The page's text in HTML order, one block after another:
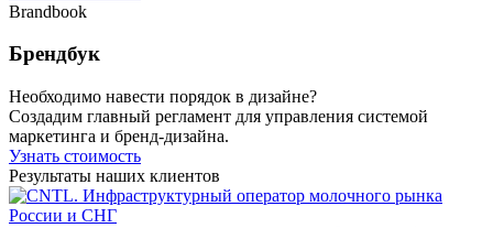
Brandbook
Брендбук
Необходимо навести порядок в дизайне?
Создадим главный регламент для управления системой
маркетинга и бренд-дизайна.
Узнать стоимость
Результаты наших клиентов